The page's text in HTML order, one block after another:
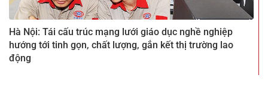
Hà Nội: Tái cấu trúc mạng lưới giáo dục nghề nghiệp
hướng tới tinh gọn, chất lượng, gắn kết thị trường lao
động